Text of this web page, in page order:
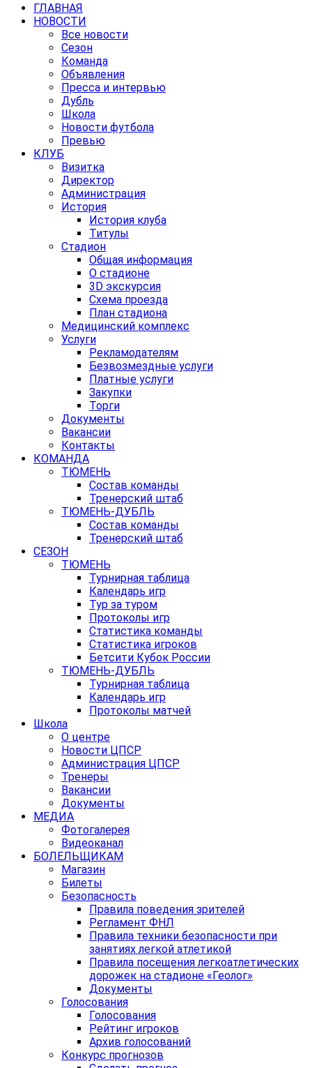
ГЛАВНАЯ
НОВОСТИ
Все новости
Сезон
Команда
Объявления
Пресса и интервью
Дубль
Школа
Новости футбола
Превью
КЛУБ
Визитка
Директор
Администрация
История
История клуба
Титулы
Стадион
Общая информация
О стадионе
3D экскурсия
Схема проезда
План стадиона
Медицинский комплекс
Услуги
Рекламодателям
Безвозмездные услуги
Платные услуги
Закупки
Торги
Документы
Вакансии
Контакты
КОМАНДА
ТЮМЕНЬ
Состав команды
Тренерский штаб
ТЮМЕНЬ-ДУБЛЬ
Состав команды
Тренерский штаб
СЕЗОН
ТЮМЕНЬ
Турнирная таблица
Календарь игр
Тур за туром
Протоколы игр
Статистика команды
Статистика игроков
Бетсити Кубок России
ТЮМЕНЬ-ДУБЛЬ
Турнирная таблица
Календарь игр
Протоколы матчей
Школа
О центре
Новости ЦПСР
Администрация ЦПСР
Тренеры
Вакансии
Документы
МЕДИА
Фотогалерея
Видеоканал
БОЛЕЛЬЩИКАМ
Магазин
Билеты
Безопасность
Правила поведения зрителей
Регламент ФНЛ
Правила техники безопасности при
занятиях легкой атлетикой
Правила посещения легкоатлетических
дорожек на стадионе «Геолог»
Документы
Голосования
Голосования
Рейтинг игроков
Архив голосований
Конкурс прогнозов